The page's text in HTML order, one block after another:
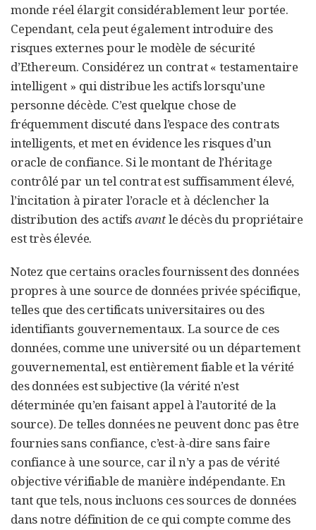
monde réel élargit considérablement leur portée.
Cependant, cela peut également introduire des
risques externes pour le modèle de sécurité
d’Ethereum. Considérez un contrat « testamentaire
intelligent » qui distribue les actifs lorsqu’une
personne décède. C’est quelque chose de
fréquemment discuté dans l’espace des contrats
intelligents, et met en évidence les risques d’un
oracle de confiance. Si le montant de l’héritage
contrôlé par un tel contrat est suffisamment élevé,
l’incitation à pirater l’oracle et à déclencher la
distribution des actifsavantle décès du propriétaire
est très élevée.
Notez que certains oracles fournissent des données
propres à une source de données privée spécifique,
telles que des certificats universitaires ou des
identifiants gouvernementaux. La source de ces
données, comme une université ou un département
gouvernemental, est entièrement fiable et la vérité
des données est subjective (la vérité n’est
déterminée qu’en faisant appel à l’autorité de la
source). De telles données ne peuvent donc pas être
fournies sans confiance, c’est-à-dire sans faire
confiance à une source, car il n’y a pas de vérité
objective vérifiable de manière indépendante. En
tant que tels, nous incluons ces sources de données
dans notre définition de ce qui compte comme des